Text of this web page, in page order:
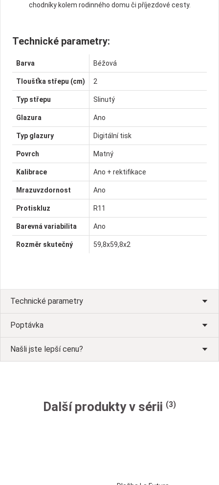
chodníky kolem rodinného domu či příjezdové cesty.
Technické parametry:
Barva Béžová
Tloušťka střepu (cm) 2
Typ střepu Slinutý
Glazura Ano
Typ glazury Digitální tisk
Povrch Matný
Kalibrace Ano + rektifikace
Mrazuvzdornost Ano
Protiskluz R11
Barevná variabilita Ano
Rozměr skutečný 59,8x59,8x2
Technické parametry
Poptávka
Našli jste lepší cenu?
Další produkty v sérii (3)